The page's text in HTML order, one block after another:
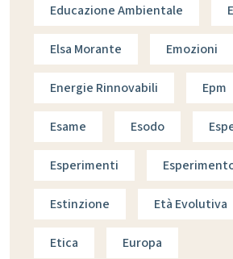
Educazione Ambientale
Elsa Morante Emozioni
Energie Rinnovabili Epm
Esame Esodo
Esperimenti
Estinzione Età Evolutiva
Etica Europa